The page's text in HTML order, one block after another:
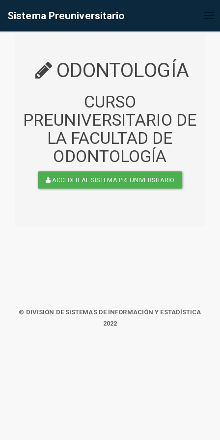
Sistema Preuniversitario
ODONTOLOGÍA
CURSO
PREUNIVERSITARIO DE
LA FACULTAD DE
ODONTOLOGÍA
ACCEDER AL SISTEMA PREUNIVERSITARIO
© DIVISIÓN DE SISTEMAS DE INFORMACIÓN Y ESTADÍSTICA
2022